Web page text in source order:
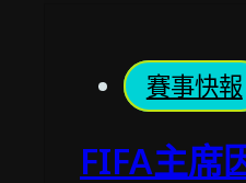
賽事快報
FIFA主席